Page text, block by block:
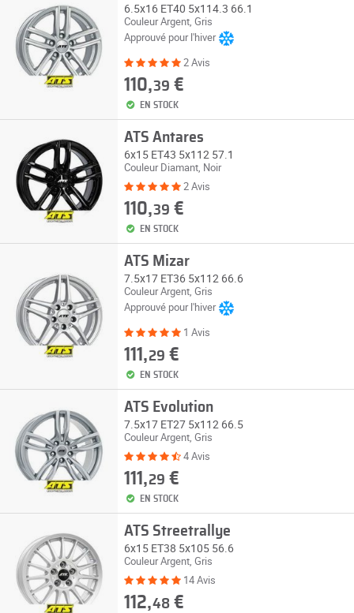
6.5x16 ET40 5x114.3 66.1
Couleur Argent, Gris
Approuvé pour l'hiver
2 Avis
110,39 €
EN STOCK
ATS Antares
6x15 ET43 5x112 57.1
Couleur Diamant, Noir
2 Avis
110,39 €
EN STOCK
ATS Mizar
7.5x17 ET36 5x112 66.6
Couleur Argent, Gris
Approuvé pour l'hiver
1 Avis
111,29 €
EN STOCK
ATS Evolution
7.5x17 ET27 5x112 66.5
Couleur Argent, Gris
4 Avis
111,29 €
EN STOCK
ATS Streetrallye
6x15 ET38 5x105 56.6
Couleur Argent, Gris
14 Avis
112,48€